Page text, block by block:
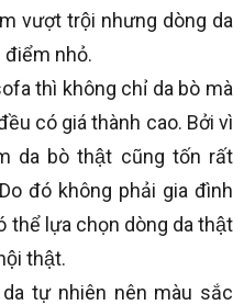
vượt trội nhưng dòng da
điểm nhỏ.
thì không chỉ da bò mà
có giá thành cao. Bởi vì
da bò thật cũng tốn rất
đó không phải gia đình
thể lựa chọn dòng da thật
thật.
tự nhiên nên màu sắc